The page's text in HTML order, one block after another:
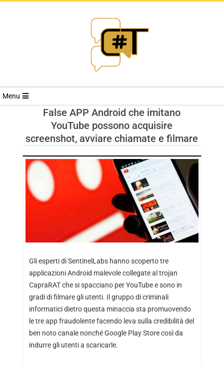
RIVISTA
TRENDS
Menu
False APP Android che imitano
YouTube possono acquisire
screenshot, avviare chiamate e filmare
Gli esperti di SentinelLabs hanno scoperto tre
applicazioni Android malevole collegate al trojan
CapraRAT che si spacciano per YouTube e sono in
gradi di filmare gli utenti. Il gruppo di criminali
informatici dietro questa minaccia sta promuovendo
le tre app fraudolente facendo leva sulla credibilità del
ben noto canale nonché Google Play Store così da
indurre gli utenti a scaricarle.